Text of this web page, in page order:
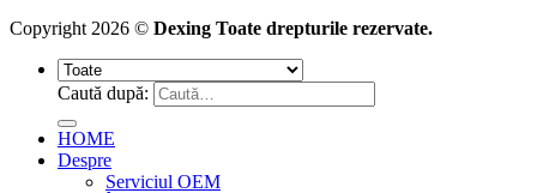
Copyright 2026 © Dexing Toate drepturile rezervate.
Caută după:
HOME
Despre
Serviciul OEM